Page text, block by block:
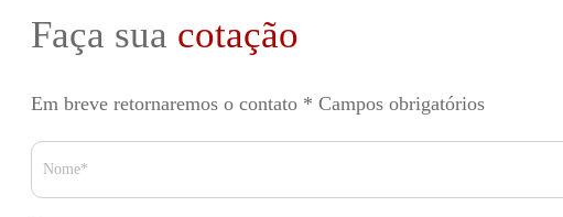
Faça sua cotação
Em breve retornaremos o contato * Campos obrigatórios
Nome*